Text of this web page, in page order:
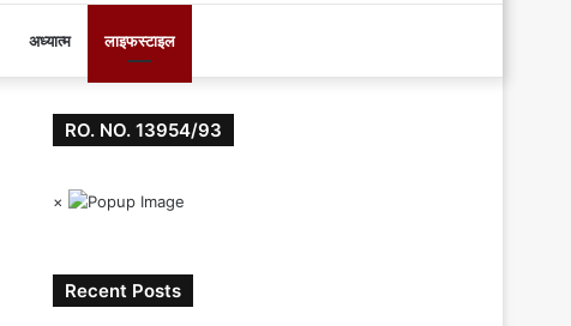
अध्यात्म लाइफस्टाइल
RO. NO. 13954/93
×
Recent Posts